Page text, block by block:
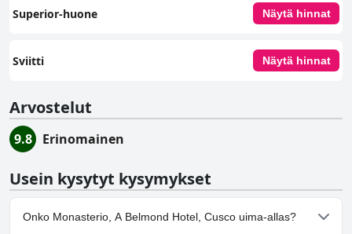
Superior-huone Näytä hinnat
Sviitti Näytä hinnat
Arvostelut
9.8 Erinomainen
Usein kysytyt kysymykset
Onko Monasterio, A Belmond Hotel, Cusco uima-allas?